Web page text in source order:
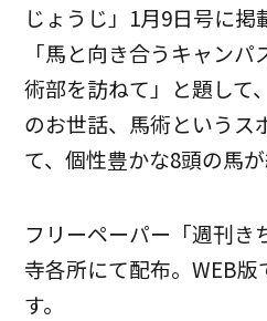
じょうじ」1月9日号に掲
「馬と向き合うキャン
術部を訪ねて」と題して
のお世話、馬術というス
て、個性豊かな8頭の馬が
フリーペーパー「週刊き
寺各所にて配布。WEB
す。